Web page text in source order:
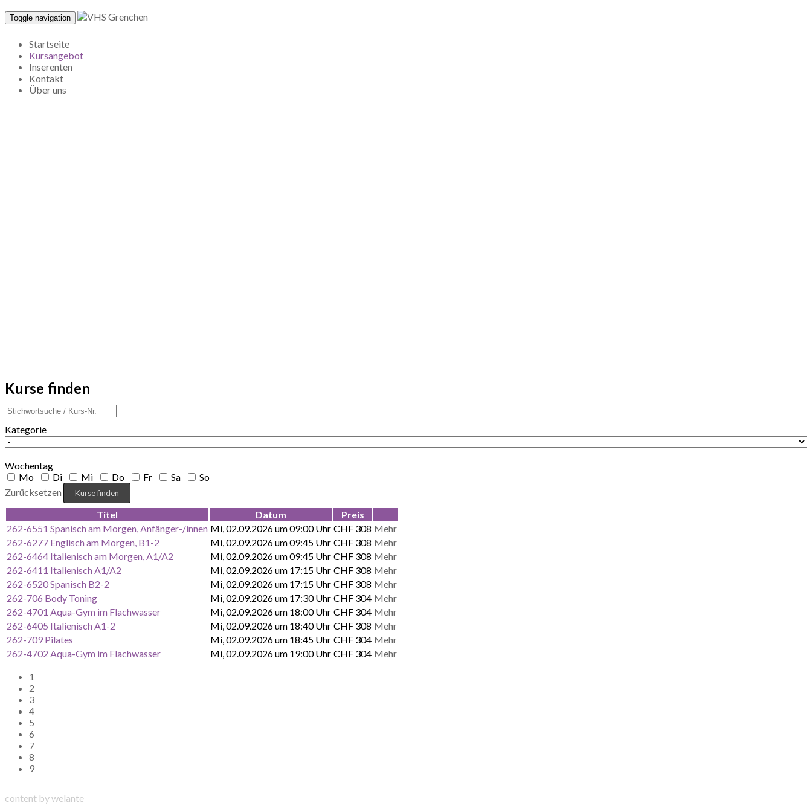
Toggle navigation
Startseite
Kursangebot
Inserenten
Kontakt
Über uns
Kurse finden
Kategorie
Wochentag
Mo
Di Mi Do Fr Sa
So
Zurücksetzen
Titel
Datum
Preis
262-6551 Spanisch am Morgen, Anfänger-/innen Mi, 02.09.2026 um 09:00 Uhr CHF 308 Mehr
262-6277 Englisch am Morgen, B1-2
Mi, 02.09.2026 um 09:45 Uhr CHF 308 Mehr
262-6464 Italienisch am Morgen, A1/A2
Mi, 02.09.2026 um 09:45 Uhr CHF 308 Mehr
262-6411 Italienisch A1/A2
Mi, 02.09.2026 um 17:15 Uhr CHF 308 Mehr
262-6520 Spanisch B2-2
Mi, 02.09.2026 um 17:15 Uhr CHF 308 Mehr
262-706 Body Toning
Mi, 02.09.2026 um 17:30 Uhr CHF 304 Mehr
262-4701 Aqua-Gym im Flachwasser
Mi, 02.09.2026 um 18:00 Uhr CHF 304 Mehr
262-6405 Italienisch A1-2
Mi, 02.09.2026 um 18:40 Uhr CHF 308 Mehr
262-709 Pilates
Mi, 02.09.2026 um 18:45 Uhr CHF 304 Mehr
262-4702 Aqua-Gym im Flachwasser
Mi, 02.09.2026 um 19:00 Uhr CHF 304 Mehr
1
2
3
4
5
6
7
8
9
content by welante